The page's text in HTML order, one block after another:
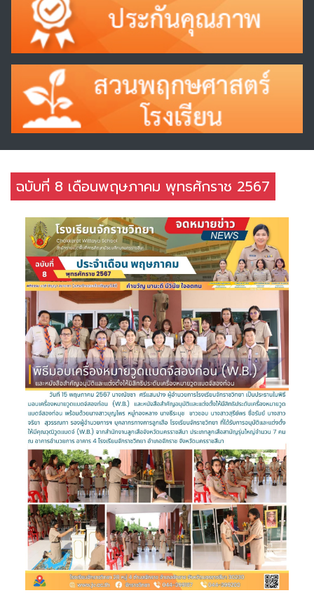
ฉบับที่ 8 เดือนพฤษภาคม พุทธศักราช 2567